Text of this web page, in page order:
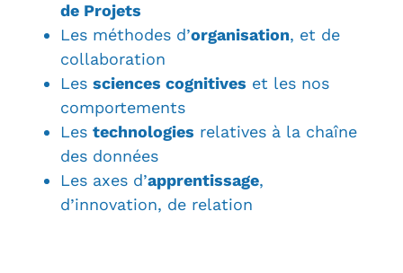
de Projets
Les méthodes d’organisation, et de
collaboration
Les sciences cognitives et les nos
comportements
Les technologies relatives à la chaîne
des données
Les axes d’apprentissage,
d’innovation, de relation